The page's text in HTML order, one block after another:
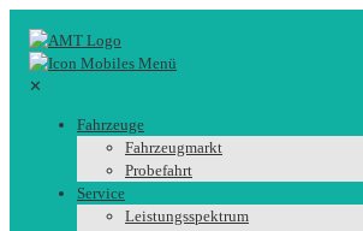
✕
Fahrzeuge
Fahrzeugmarkt
Probefahrt
Service
Leistungsspektrum